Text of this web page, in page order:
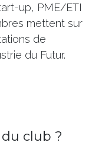
up, PME/ETI
mettent sur
de
du Futur.
club ?